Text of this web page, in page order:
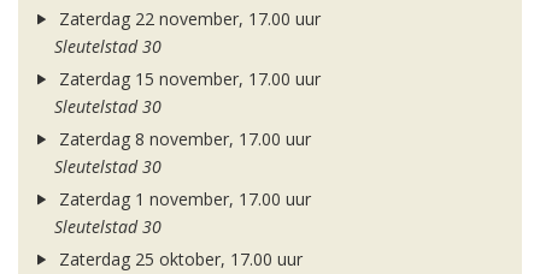
Zaterdag 22 november, 17.00 uur
Sleutelstad 30
Zaterdag 15 november, 17.00 uur
Sleutelstad 30
Zaterdag 8 november, 17.00 uur
Sleutelstad 30
Zaterdag 1 november, 17.00 uur
Sleutelstad 30
Zaterdag 25 oktober, 17.00 uur